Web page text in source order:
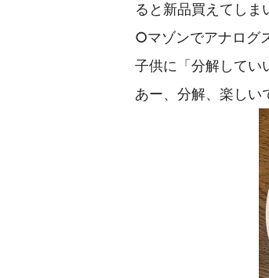
ると新品買えてしま
○マゾンでアナログ
子供に「分解してい
あー、分解、楽しい